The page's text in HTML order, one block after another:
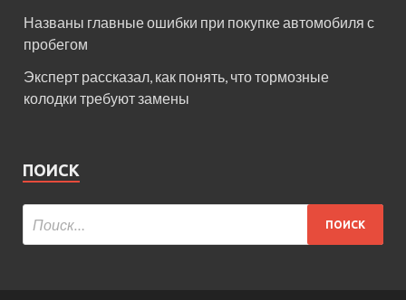
Названы главные ошибки при покупке автомобиля с
пробегом
Эксперт рассказал, как понять, что тормозные
колодки требуют замены
ПОИСК